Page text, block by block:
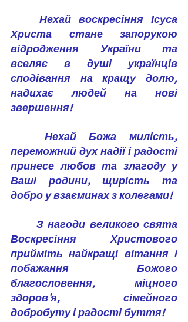
Христа стане запорукою
відродження України та
вселяє в душі українців
сподівання на кращу долю,
надихає людей на нові
звершення!
переможний дух надії і радості
принесе любов та злагоду у
Ваші родини, щирість та
добро у взаєминах з колегами!
Воскресіння Христового
прийміть найкращі вітання і
побажання Божого
благословення, міцного
здоров'я, сімейного
добробуту і радості буття!